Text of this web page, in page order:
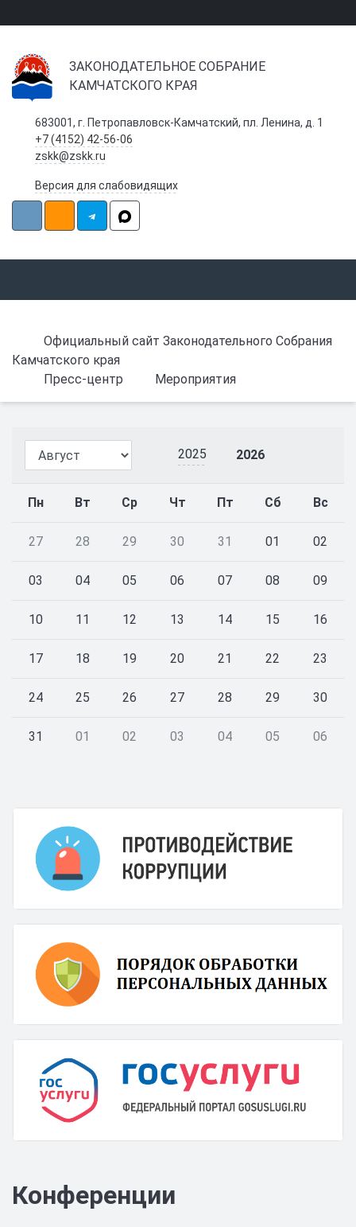
ЗАКОНОДАТЕЛЬНОЕ СОБРАНИЕ
КАМЧАТСКОГО КРАЯ
683001, г. Петропавловск-Камчатский, пл. Ленина, д. 1
+7 (4152) 42-56-06
zskk@zskk.ru
Версия для слабовидящих
Официальный сайт Законодательного Собрания
Камчатского края
Пресс-центр
Мероприятия
2025 2026
Пн Вт Ср Чт Пт Сб Вс
27 28 29 30 31 01 02
03 04 05 06 07 08 09
10 11 12 13 14 15 16
17 18 19 20 21 22 23
24 25 26 27 28 29 30
31 01 02 03 04 05 06
Конференции